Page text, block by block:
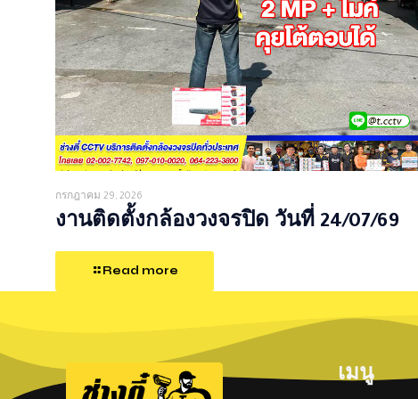
กรกฎาคม 29, 2026
งานติดตั้งกล้องวงจรปิด วันที่ 24/07/69
Read more
เมนู